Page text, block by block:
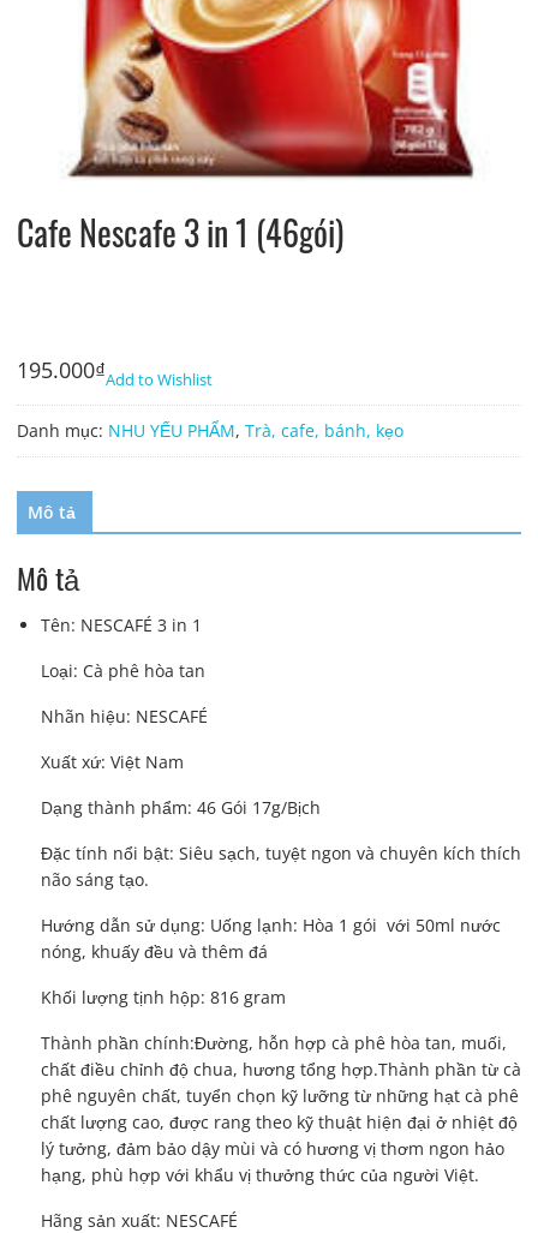
Cafe Nescafe 3 in 1 (46gói)
195.000₫Add to Wishlist
Danh mục: NHU YẾU PHẨM, Trà, cafe, bánh, kẹo
Mô tả
Mô tả
Tên: NESCAFÉ 3 in 1
Loại: Cà phê hòa tan
Nhãn hiệu: NESCAFÉ
Xuất xứ: Việt Nam
Dạng thành phẩm: 46 Gói 17g/Bịch
Đặc tính nổi bật: Siêu sạch, tuyệt ngon và chuyên kích thích
não sáng tạo.
Hướng dẫn sử dụng: Uống lạnh: Hòa 1 gói với 50ml nước
nóng, khuấy đều và thêm đá
Khối lượng tịnh hộp: 816 gram
Thành phần chính:Đường, hỗn hợp cà phê hòa tan, muối,
chất điều chỉnh độ chua, hương tổng hợp.Thành phần từ cà
phê nguyên chất, tuyển chọn kỹ lưỡng từ những hạt cà phê
chất lượng cao, được rang theo kỹ thuật hiện đại ở nhiệt độ
lý tưởng, đảm bảo dậy mùi và có hương vị thơm ngon hảo
hạng, phù hợp với khẩu vị thưởng thức của người Việt.
Hãng sản xuất: NESCAFÉ